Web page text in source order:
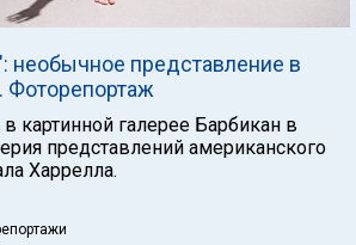
необычное представление в
Фоторепортаж
картинной галерее Барбикан в
представлений американского
Харрелла.